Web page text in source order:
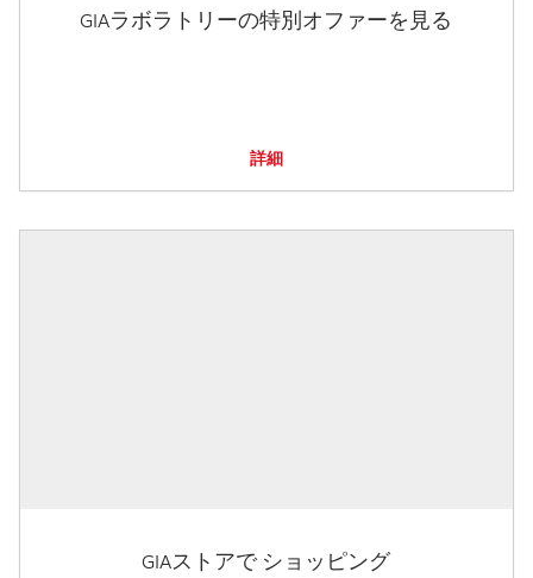
GIAラボラトリーの特別オファーを見る
詳細
GIAストアで ショッピング